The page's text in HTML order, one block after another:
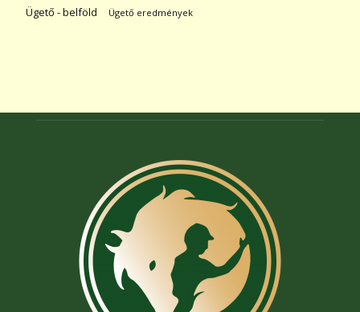
Ügető - belföld Ügető eredmények